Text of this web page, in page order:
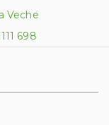
Veche
698